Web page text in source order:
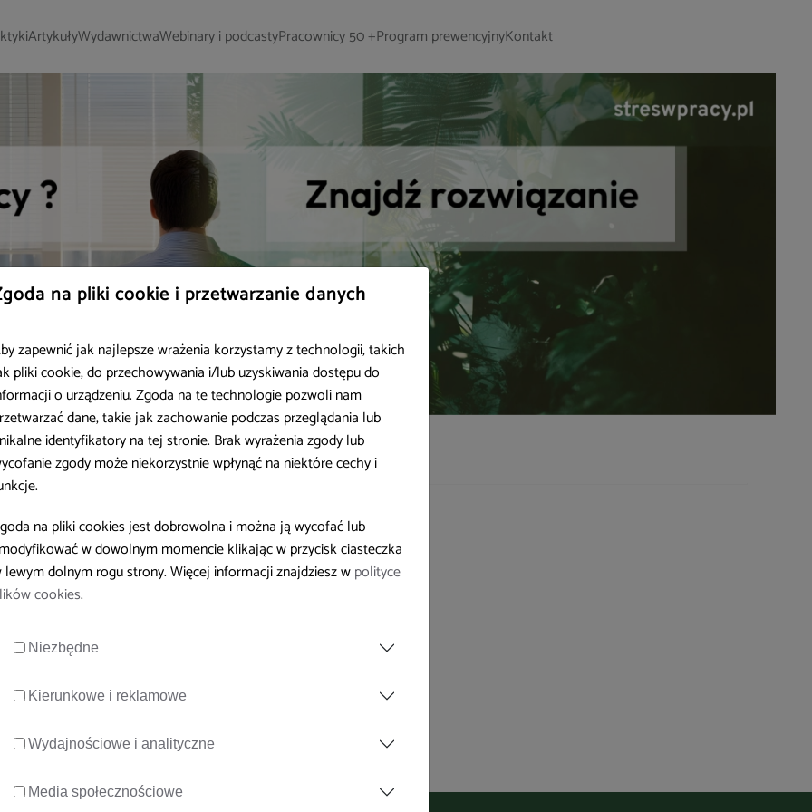
ArtykułyWydawnictwaWebinary i podcastyPracownicy 50 +Program prewencyjnyKontakt
Molestowanie
gwałtu w Polsce
tematem tabu
na pliki cookie i przetwarzanie danych
zapewnić jak najlepsze wrażenia korzystamy z technologii, takich
pliki cookie, do przechowywania i/lub uzyskiwania dostępu do
o urządzeniu. Zgoda na te technologie pozwoli nam
dane, takie jak zachowanie podczas przeglądania lub
identyfikatory na tej stronie. Brak wyrażenia zgody lub
zgody może niekorzystnie wpłynąć na niektóre cechy i
na pliki cookies jest dobrowolna i można ją wycofać lub
w dowolnym momencie klikając w przycisk ciasteczka
lewym dolnym rogu strony. Więcej informacji znajdziesz wpolityce
cookies.
Niezbędne
Kierunkowe i reklamowe
Wydajnościowe i analityczne
Media społecznościowe